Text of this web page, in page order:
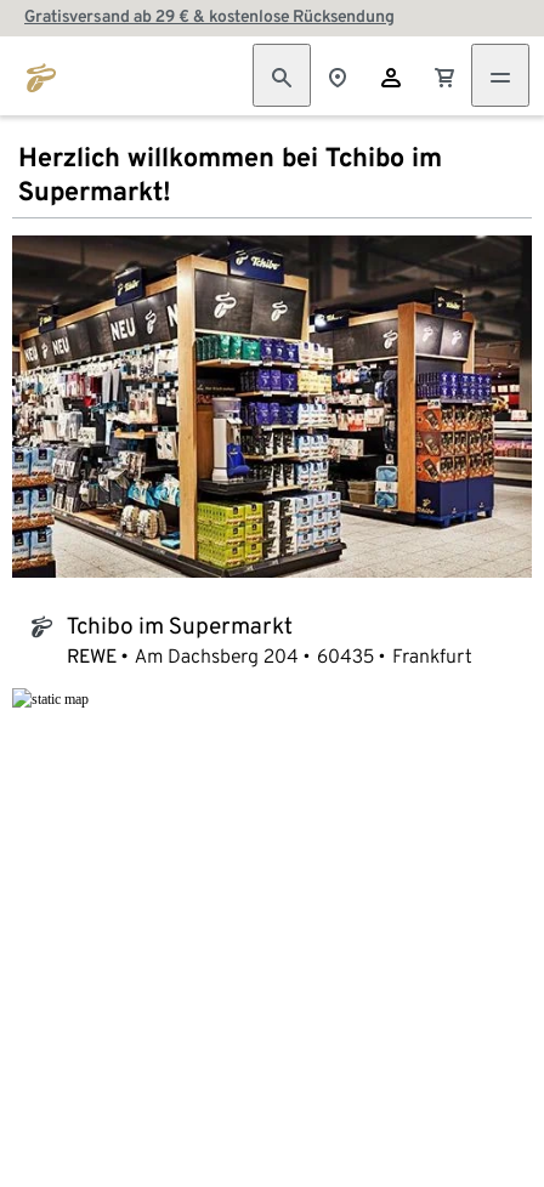
Gratisversand ab 29 € & kostenlose Rücksendung
Herzlich willkommen bei Tchibo im
Supermarkt!
tchibo_logo Tchibo im Supermarkt
REWE Am Dachsberg 204 60435 Frankfurt